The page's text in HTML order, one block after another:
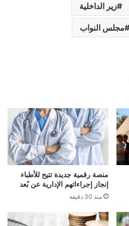
زير الداخلية
مجلس النواب
منصة رقمية جديدة تتيح للأطباء
إنجاز إجراءاتهم الإدارية عن بُعد
منذ 30 دقيقة